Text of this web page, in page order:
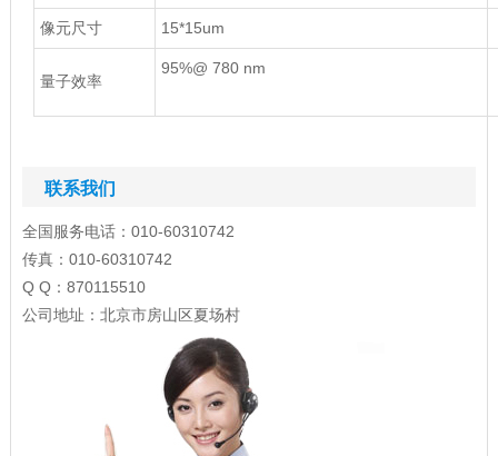
像元尺寸 15*15um
量子效率
95%@ 780 nm
联系我们
全国服务电话：010-60310742
传真：010-60310742
Q Q：870115510
公司地址：北京市房山区夏场村